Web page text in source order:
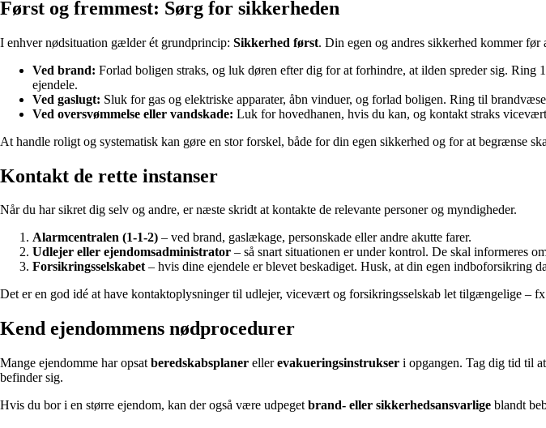
Først og fremmest: Sørg for sikkerheden
I enhver nødsituation gælder ét grundprincip: Sikkerhed først. Din egen og andres sikkerhed kommer
Ved brand: Forlad boligen straks, og luk døren efter dig for at forhindre, at ilden spreder sig.
ejendele.
Ved gaslugt: Sluk for gas og elektriske apparater, åbn vinduer, og forlad boligen. Ring til
Ved oversvømmelse eller vandskade: Luk for hovedhanen, hvis du kan, og kontakt straks
At handle roligt og systematisk kan gøre en stor forskel, både for din egen sikkerhed og for at begrænse
Kontakt de rette instanser
Når du har sikret dig selv og andre, er næste skridt at kontakte de relevante personer og myndigheder.
Alarmcentralen (1-1-2) – ved brand, gaslækage, personskade eller andre akutte farer.
Udlejer eller ejendomsadministrator – så snart situationen er under kontrol. De skal informeres
Forsikringsselskabet– hvis dine ejendele er blevet beskadiget. Husk, at din egen indboforsikring
Det er en god idé at have kontaktoplysninger til udlejer, vicevært og forsikringsselskab let tilgængelige –
Kend ejendommens nødprocedurer
Mange ejendomme har opsat beredskabsplaner ellerevakueringsinstrukser i opgangen. Tag dig tid til
befinder sig.
Hvis du bor i en større ejendom, kan der også være udpeget brand- eller sikkerhedsansvarlige blandt